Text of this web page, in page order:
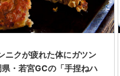
ニクが疲れた体にガツン
県・若宮GCの「手捏ねハ